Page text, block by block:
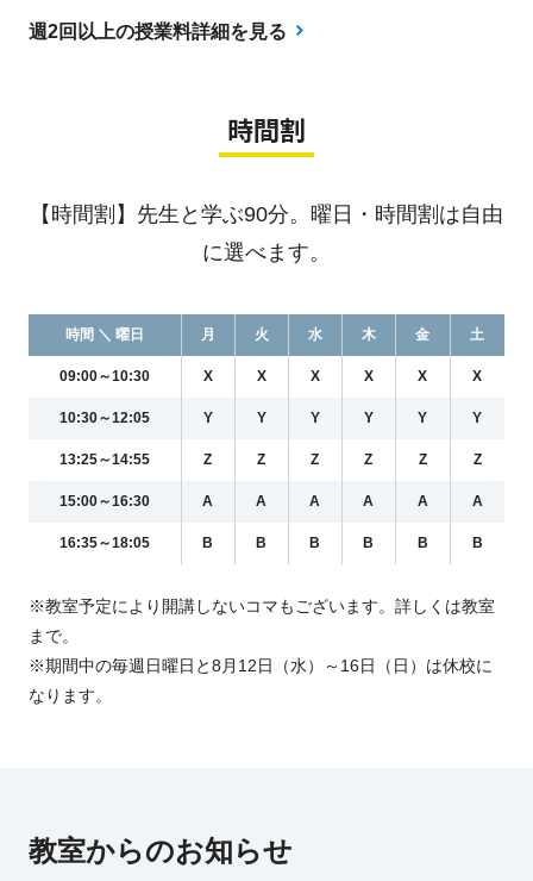
週2回以上の授業料詳細を見る
時間割
【時間割】先生と学ぶ90分。曜日・時間割は自由
に選べます。
時間 ＼ 曜日 月 火 水 木 金 土
09:00～10:30 X X X X X X
10:30～12:05 Y Y Y Y Y Y
13:25～14:55 Z Z Z Z Z Z
15:00～16:30 A A A A A A
16:35～18:05 B B B B B B
※教室予定により開講しないコマもございます。詳しくは教室
まで。
※期間中の毎週日曜日と8月12日（水）～16日（日）は休校に
なります。
教室からのお知らせ